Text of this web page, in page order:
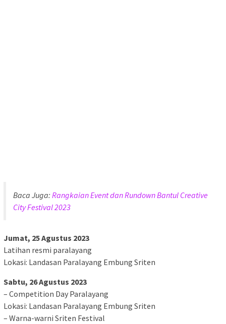
Baca Juga: Rangkaian Event dan Rundown Bantul Creative
City Festival 2023
Jumat, 25 Agustus 2023
Latihan resmi paralayang
Lokasi: Landasan Paralayang Embung Sriten
Sabtu, 26 Agustus 2023
– Competition Day Paralayang
Lokasi: Landasan Paralayang Embung Sriten
– Warna-warni Sriten Festival